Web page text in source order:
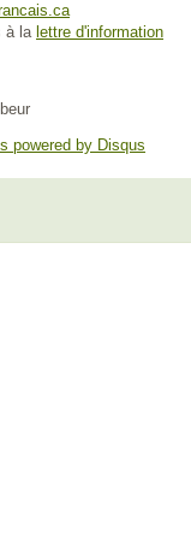
à la lettre d'information
powered by Disqus